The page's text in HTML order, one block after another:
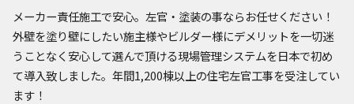
メーカー責任施工で安心。左官・塗装の事ならお任せください！
外壁を塗り壁にしたい施主様やビルダー様にデメリットを一切迷
うことなく安心して選んで頂ける現場管理システムを日本で初め
て導入致しました。年間1,200棟以上の住宅左官工事を受注してい
ます！